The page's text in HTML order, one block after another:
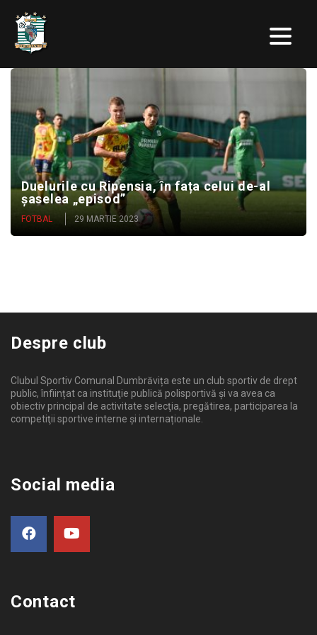
Duelurile cu Ripensia, în fața celui de-al
șaselea „episod”
FOTBAL 29 MARTIE 2023
Despre club
Clubul Sportiv Comunal Dumbrăvița este un club sportiv de drept
public, înființat ca instituţie publică polisportivă și va avea ca
obiectiv principal de activitate selecţia, pregătirea, participarea la
competiţii sportive interne şi internaționale.
Social media
Contact